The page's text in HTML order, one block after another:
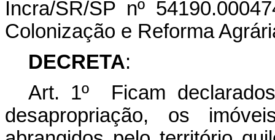
Incra/SR/SP nº
Colonização e Reforma
DECRETA:
Art. 1º Ficam
desapropriação, os